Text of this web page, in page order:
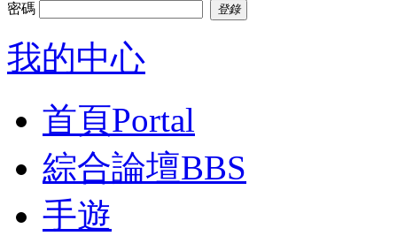
密碼 登錄
我的中心
首頁Portal
綜合論壇BBS
手遊